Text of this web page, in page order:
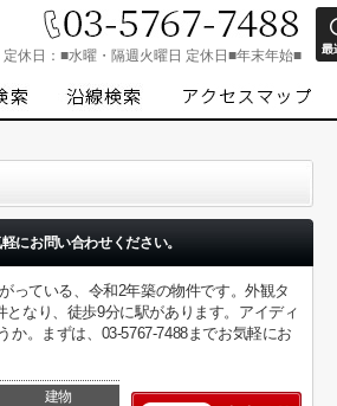
定休日： ■水曜・隔週火曜日 定休日■年末年始■
にお問い合わせください。
っている、令和2年築の物件です。外観タ
なり、徒歩9分に駅があります。アイディ
。まずは、03-5767-7488までお気軽にお
建物